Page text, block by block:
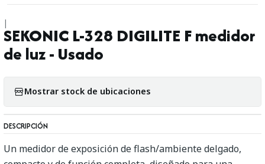
|
SEKONIC L-328 DIGILITE F medidor
de luz - Usado
Mostrar stock de ubicaciones
DESCRIPCIÓN
Un medidor de exposición de flash/ambiente delgado,